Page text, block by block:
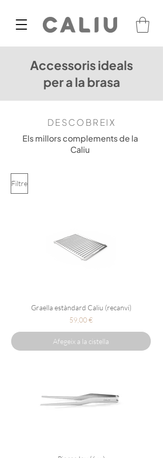
Accessoris ideals
per a la brasa
DESCOBREIX
Els millors complements de la
Caliu
Filtre
Graella estàndard Caliu (recanvi)
Preu
59,00 €
Afegeix a la cistella